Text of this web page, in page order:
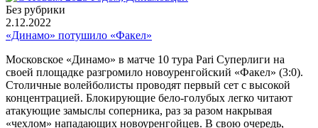
Без рубрики
2.12.2022
«Динамо» потушило «Факел»
Московское «Динамо» в матче 10 тура Pari Суперлиги на
своей площадке разгромило новоуренгойский «Факел» (3:0).
Столичные волейболисты проводят первый сет с высокой
концентрацией. Блокирующие бело-голубых легко читают
атакующие замыслы соперника, раз за разом накрывая
«чехлом» нападающих новоуренгойцев. В свою очередь,